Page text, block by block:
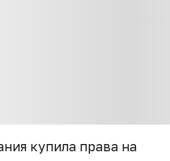
купила права на